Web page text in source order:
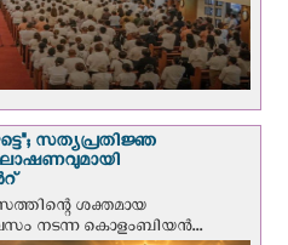
സത്യപ്രതിജ്ഞ
ശക്തമായ
നടന്ന കൊളംബിയന്‍...